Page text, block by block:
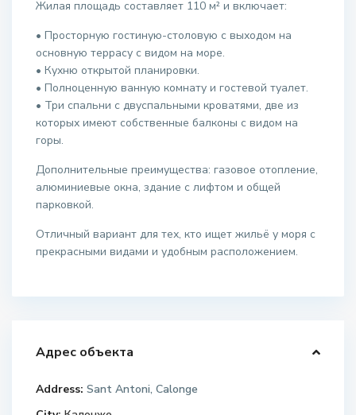
Жилая площадь составляет 110 м² и включает:
• Просторную гостиную-столовую с выходом на
основную террасу с видом на море.
• Кухню открытой планировки.
• Полноценную ванную комнату и гостевой туалет.
• Три спальни с двуспальными кроватями, две из
которых имеют собственные балконы с видом на
горы.
Дополнительные преимущества: газовое отопление,
алюминиевые окна, здание с лифтом и общей
парковкой.
Отличный вариант для тех, кто ищет жильё у моря с
прекрасными видами и удобным расположением.
Адрес объекта
Address: Sant Antoni, Calonge